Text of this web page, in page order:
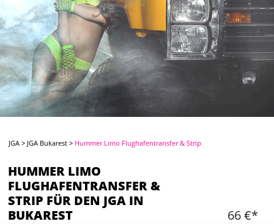
JGA > JGA Bukarest > Hummer Limo Flughafentransfer & Strip
HUMMER LIMO
FLUGHAFENTRANSFER &
STRIP FÜR DEN JGA IN
BUKAREST
66 €*